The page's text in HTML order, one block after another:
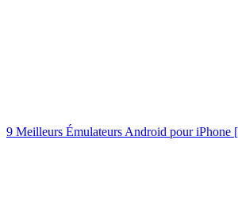
9 Meilleurs Émulateurs Android pour iPhone